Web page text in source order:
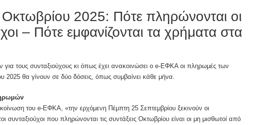
Οκτωβρίου 2025: Πότε πληρώνονται οι
– Πότε εμφανίζονται τα χρήματα στα
τους συνταξιούχους κι όπως έχει ανακοινώσει ο e-ΕΦΚA οι πληρωμές των
2025 θα γίνουν σε δύο δόσεις, όπως συμβαίνει κάθε μήνα.
του e-ΕΦΚΑ, «την ερχόμενη Πέμπτη 25 Σεπτεμβρίου ξεκινούν οι
συνταξιούχοι που πληρώνονται τις συντάξεις Οκτωβρίου είναι οι μη μισθωτοί από